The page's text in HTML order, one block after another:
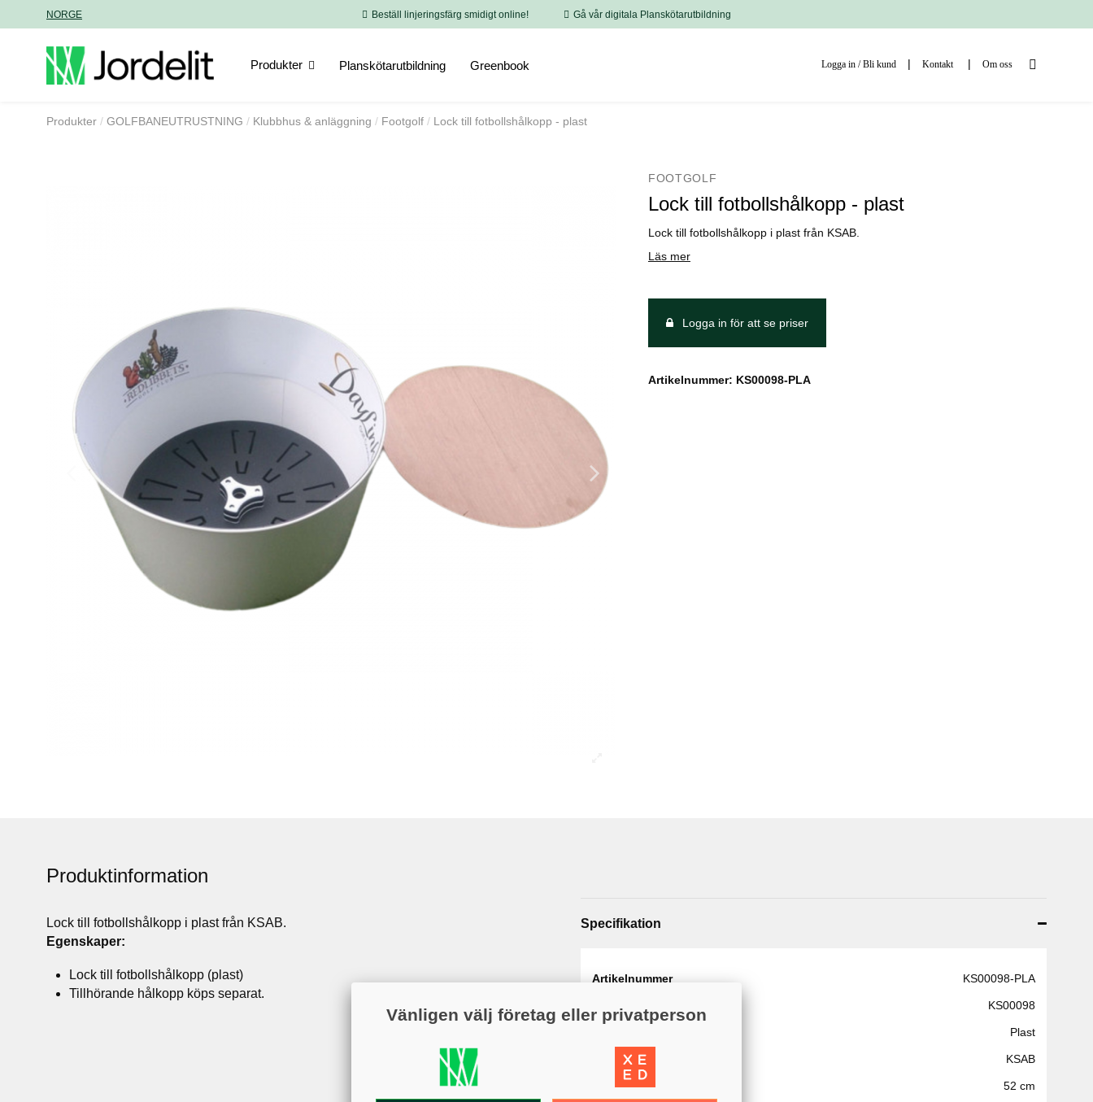
NORGE Beställ linjeringsfärg smidigt online! Gå vår digitala Planskötarutbildning
Produkter Planskötarutbildning Greenbook Logga in / Bli kund Kontakt Om oss
Produkter GOLFBANEUTRUSTNING Klubbhus & anläggning Footgolf Lock till fotbollshålkopp - plast
FOOTGOLF
Lock till fotbollshålkopp - plast
Lock till fotbollshålkopp i plast från KSAB.
Läs mer
Logga in för att se priser
Artikelnummer: KS00098-PLA
Produktinformation
Lock till fotbollshålkopp i plast från KSAB.
Egenskaper:
Lock till fotbollshålkopp (plast)
Tillhörande hålkopp köps separat.
Specifikation
Artikelnummer KS00098-PLA
KS00098
Plast
Varumärke KSAB
Diameter 52 cm
Vänligen välj företag eller privatperson